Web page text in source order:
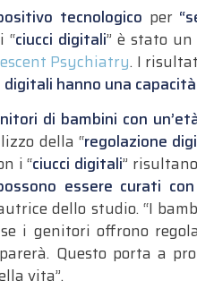
tecnologico per
“ciucci digitali” è stato un
Psychiatry. I
digitali hanno una
di bambini con
della “regolazione
i “ciucci digitali”
essere curati
dello studio. “I
i genitori offrono
Questo porta a
vita”.